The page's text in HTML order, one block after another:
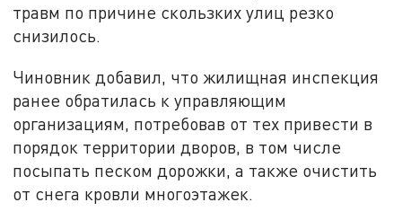
травм по причине скользких улиц резко
снизилось.
Чиновник добавил, что жилищная инспекция
ранее обратилась к управляющим
организациям, потребовав от тех привести в
порядок территории дворов, в том числе
посыпать песком дорожки, а также очистить
от снега кровли многоэтажек.